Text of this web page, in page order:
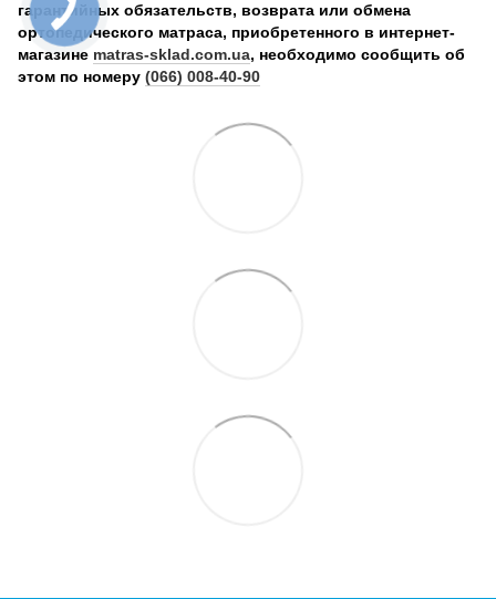
гарантийных обязательств, возврата или обмена
ортопедического матраса, приобретенного в интернет-
магазине matras-sklad.com.ua, необходимо сообщить об
этом по номеру (066) 008-40-90